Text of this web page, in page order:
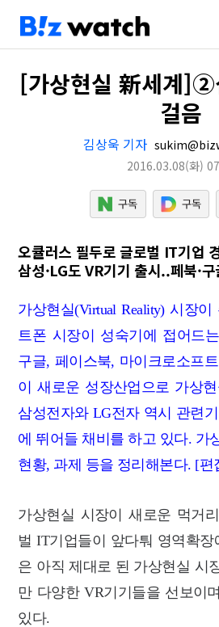
[가상현실 新세계]②
걸음
김상욱 기자
2016.03.08(화)
오큘러스 필두로 글로벌 IT기업
삼성·LG도 VR기기 출시..페북·
가상현실(Virtual Reality) 시장
트폰 시장이 성숙기에 접어드
구글, 페이스북, 마이크로소프
이 새로운 성장산업으로 가상
삼성전자와 LG전자 역시 관련
에 뛰어들 채비를 하고 있다. 가
현황, 과제 등을 정리해본다. [편
가상현실 시장이 새로운 먹거
벌 IT기업들이 앞다퉈 영역확
은 아직 제대로 된 가상현실 시
만 다양한 VR기기들을 선보이
있다.